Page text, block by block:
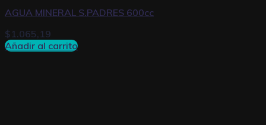
AGUA MINERAL S.PADRES 600cc
$ 1.065,19
Añadir al carrito